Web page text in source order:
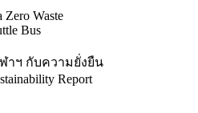
Zero Waste
Bus
าฯ กับความยั่งยืน
Report